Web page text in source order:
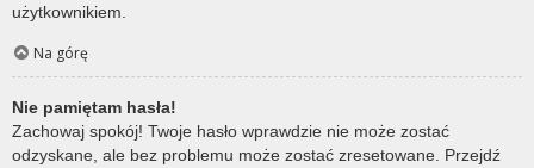
użytkownikiem.
Na górę
Nie pamiętam hasła!
Zachowaj spokój! Twoje hasło wprawdzie nie może zostać
odzyskane, ale bez problemu może zostać zresetowane. Przejdź